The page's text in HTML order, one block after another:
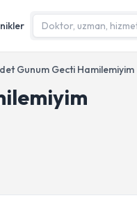
Gunum Gecti Hamilemiyim